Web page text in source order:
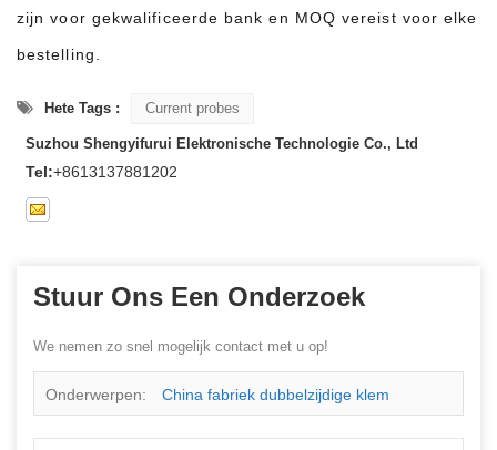
zijn voor gekwalificeerde bank en MOQ vereist voor elke
bestelling.
Hete Tags : Current probes
Suzhou Shengyifurui Elektronische Technologie Co., Ltd
Tel:+8613137881202
Stuur Ons Een Onderzoek
We nemen zo snel mogelijk contact met u op!
Onderwerpen: China fabriek dubbelzijdige klem
testopstelling